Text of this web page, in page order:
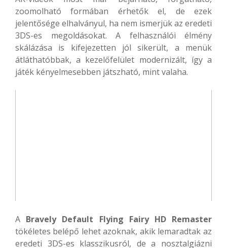
zoomolható formában érhetők el, de ezek
jelentősége elhalványul, ha nem ismerjük az eredeti
3DS-es megoldásokat. A felhasználói élmény
skálázása is kifejezetten jól sikerült, a menük
átláthatóbbak, a kezelőfelület modernizált, így a
játék kényelmesebben játszható, mint valaha.
A Bravely Default Flying Fairy HD Remaster
tökéletes belépő lehet azoknak, akik lemaradtak az
eredeti 3DS-es klasszikusról, de a nosztalgiázni